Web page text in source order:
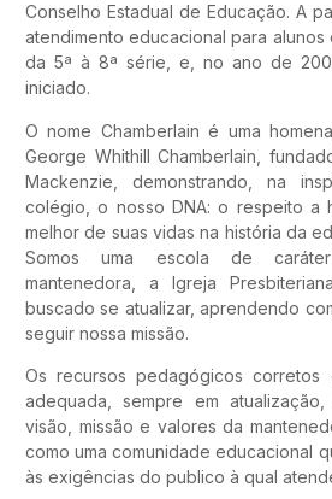
Conselho Estadual de Educação. A
atendimento educacional para alunos
da 5ª à 8ª série, e, no ano de
iniciado.
O nome Chamberlain é uma
George Whithill Chamberlain,
Mackenzie, demonstrando, na
colégio, o nosso DNA: o respeito a
melhor de suas vidas na história da
Somos uma escola de
mantenedora, a Igreja
buscado se atualizar, aprendendo
seguir nossa missão.
Os recursos pedagógicos corretos
adequada, sempre em
visão, missão e valores da
como uma comunidade educacional
às exigências do publico à qual